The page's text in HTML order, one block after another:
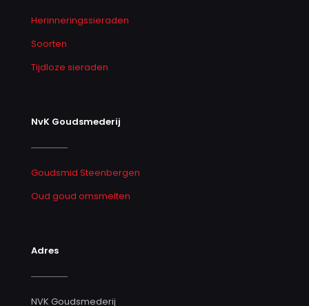
Herinneringssieraden
Soorten
Tijdloze sieraden
NvK Goudsmederij
Goudsmid Steenbergen
Oud goud omsmelten
Adres
NVK Goudsmederij